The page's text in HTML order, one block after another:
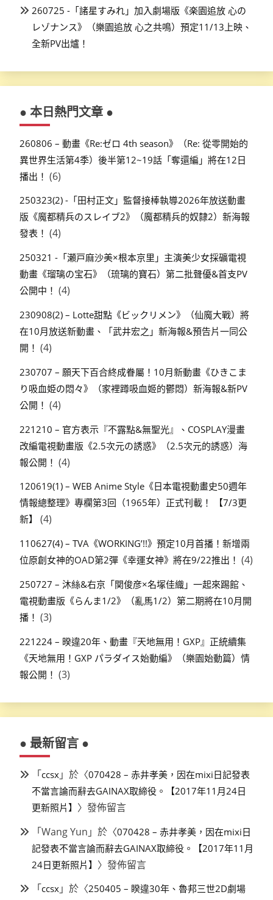
260725 -「諸星すみれ」加入劇場版《楽園追放 心の
レゾナンス》（樂園追放 心之共鳴）預定11/13上映、
全新PV出爐！
● 本日熱門文章 ●
260806 – 動畫《Re:ゼロ 4th season》（Re: 從零開始的
異世界生活第4季）後半第12~19話「奪還編」將在12日
播出！ (6)
250323(2) -「田村正文」監督接棒執導2026年放送動畫
版《魔都精兵のスレイブ2》（魔都精兵的奴隸2）新海報
發表！ (4)
250321 -「瀬戸麻沙美×根本京里」主演美少女採礦電視
動畫《瑠璃の宝石》（琉璃的寶石）第二批聲優&首支PV
公開中！ (4)
230908(2) – Lotte甜點《ビックリメン》（仙魔大戰）將
在10月放送新動畫、「武井宏之」新海報&預告片一同公
開！ (4)
230707 – 願天下百合終成眷屬！10月新動畫《ひきこま
り吸血姫の悶々》（家裡蹲吸血姬的鬱悶）新海報&新PV
公開！ (4)
221210 – 官方表示『不露點&無聖光』、COSPLAY漫畫
改編電視動畫版《2.5次元の誘惑》（2.5次元的誘惑）海
報公開！ (4)
120619(1) – WEB Anime Style《日本電視動畫史50週年
情報總整理》專欄第3回（1965年）正式刊載！ 【7/3更
新】
(4)
110627(4) – TVA《WORKING’!!》預定10月首播！新增兩
位原創女神的OAD第2彈《幸運女神》將在9/22推出！ (4)
250727 – 沐絲&右京「関俊彦×名塚佳織」一起來踢館、
電視動畫版《らんま1/2》（亂馬1/2）第二期將在10月開
播！ (3)
221224 – 暌違20年、動畫『天地無用！GXP』正統續集
《天地無用！GXP パラダイス始動編》（樂園始動篇）情
報公開！ (3)
● 最新留言 ●
「ccsx 」於〈070428 – 赤井孝美，因在mixi日記發表
不當言論而辭去GAINAX取締役。【2017年11月24日
更新照片】 〉發佈留言
「Wang Yun 」於〈070428 – 赤井孝美，因在mixi日
記發表不當言論而辭去GAINAX取締役。【2017年11月
24日更新照片】 〉發佈留言
「ccsx 」於〈250405 – 睽違30年、魯邦三世2D劇場